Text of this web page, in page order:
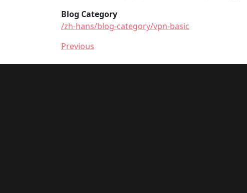
Blog Category
/zh-hans/blog-category/vpn-basic
Previous